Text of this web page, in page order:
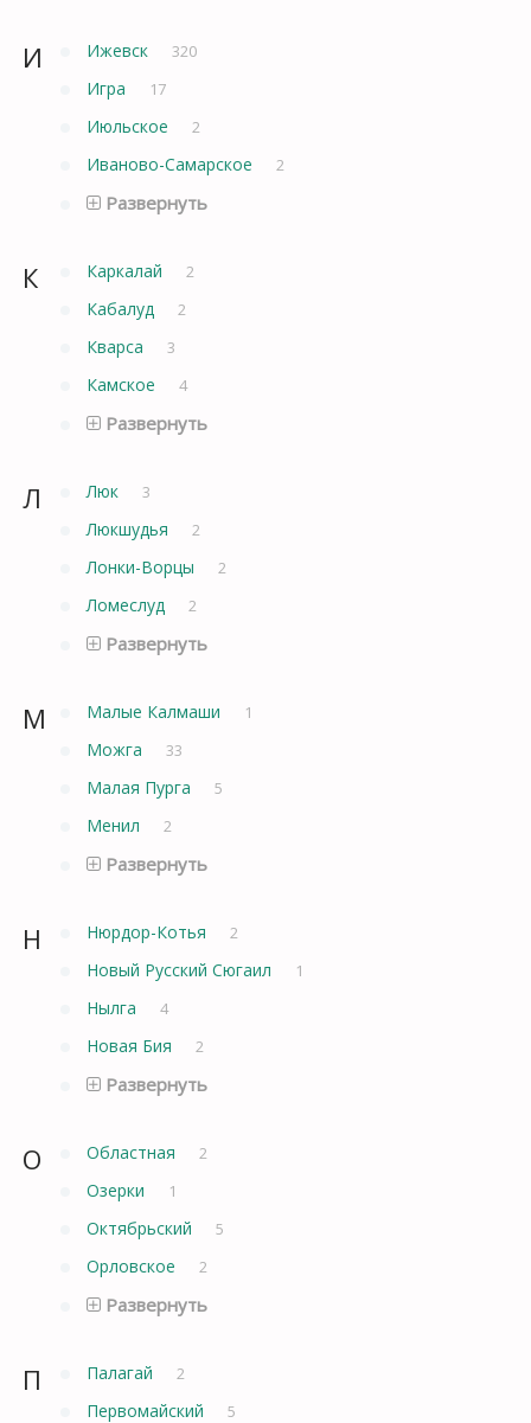
И Ижевск 320
Игра 17
Июльское 2
Иваново-Самарское 2
Развернуть
К Каркалай 2
Кабалуд 2
Кварса 3
Камское 4
Развернуть
Л Люк 3
Люкшудья 2
Лонки-Ворцы 2
Ломеслуд 2
Развернуть
М Малые Калмаши 1
Можга 33
Малая Пурга 5
Менил 2
Развернуть
Н Нюрдор-Котья 2
Новый Русский Сюгаил 1
Нылга 4
Новая Бия 2
Развернуть
О Областная 2
Озерки 1
Октябрьский 5
Орловское 2
Развернуть
П Палагай 2
Первомайский 5